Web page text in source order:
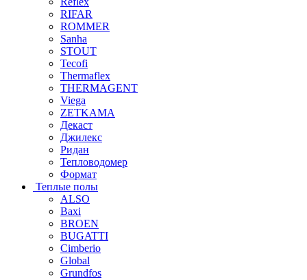
RIFAR
ROMMER
Sanha
STOUT
Tecofi
Thermaflex
THERMAGENT
Viega
ZETKAMA
Декаст
Джилекс
Ридан
Тепловодомер
Формат
Теплые полы
ALSO
Baxi
BROEN
BUGATTI
Cimberio
Global
Grundfos